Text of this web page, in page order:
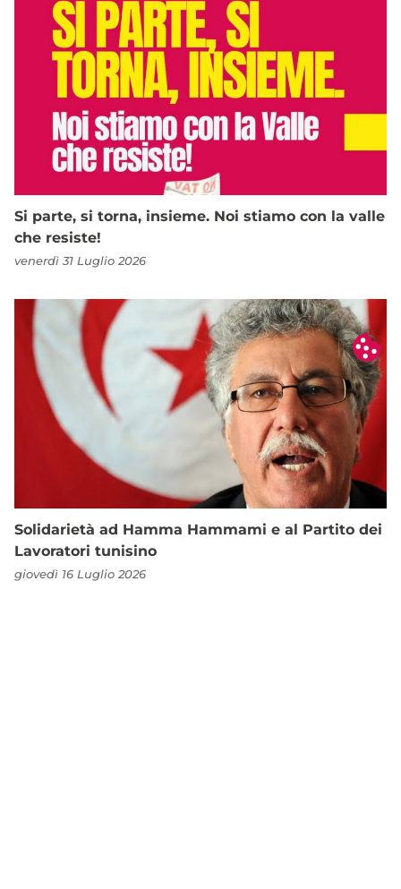
Si parte, si torna, insieme. Noi stiamo con la valle
che resiste!
venerdì 31 Luglio 2026
Solidarietà ad Hamma Hammami e al Partito dei
Lavoratori tunisino
giovedì 16 Luglio 2026